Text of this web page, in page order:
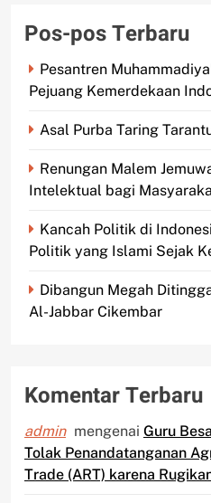
Pos-pos Terbaru
Pesantren
Pejuang Kemerdekaan
Asal Purba Taring
Renungan Malem
Intelektual bagi
Kancah Politik di
Politik yang Islami Sejak
Dibangun Megah
Al-Jabbar Cikembar
Komentar Terbaru
admin mengenai Guru
Tolak Penandatanganan
Trade (ART) karena